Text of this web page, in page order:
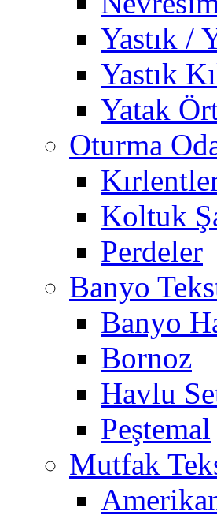
Yastık /
Yastık
Yatak
Oturma
Koltuk
Perdeler
Banyo
Banyo
Bornoz
Havlu
Peştemal
Mutfak